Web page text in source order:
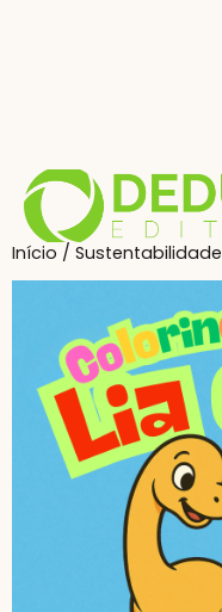
Início / Sustentabilidade